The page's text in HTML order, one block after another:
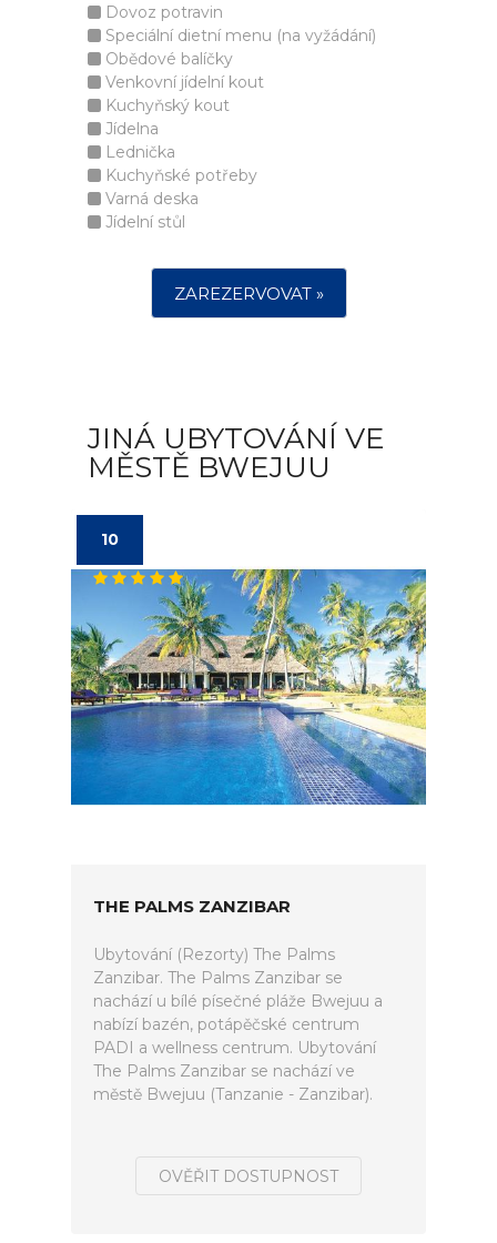
Dovoz potravin
Speciální dietní menu (na vyžádání)
Obědové balíčky
Venkovní jídelní kout
Kuchyňský kout
Jídelna
Lednička
Kuchyňské potřeby
Varná deska
Jídelní stůl
ZAREZERVOVAT »
JINÁ UBYTOVÁNÍ VE
MĚSTĚ BWEJUU
10
THE PALMS ZANZIBAR
Ubytování (Rezorty) The Palms
Zanzibar. The Palms Zanzibar se
nachází u bílé písečné pláže Bwejuu a
nabízí bazén, potápěčské centrum
PADI a wellness centrum. Ubytování
The Palms Zanzibar se nachází ve
městě Bwejuu (Tanzanie - Zanzibar).
OVĚŘIT DOSTUPNOST